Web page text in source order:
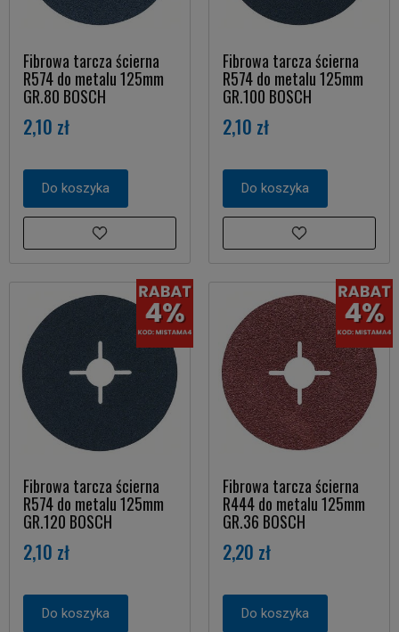
Fibrowa tarcza ścierna
R574 do metalu 125mm
GR.80 BOSCH
2,10 zł
Do koszyka
Fibrowa tarcza ścierna
R574 do metalu 125mm
GR.100 BOSCH
2,10 zł
Do koszyka
Fibrowa tarcza ścierna
R574 do metalu 125mm
GR.120 BOSCH
2,10 zł
Do koszyka
Fibrowa tarcza ścierna
R444 do metalu 125mm
GR.36 BOSCH
2,20 zł
Do koszyka